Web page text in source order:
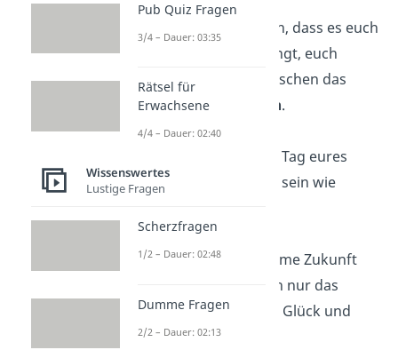
Wir wünschen euch, dass es euch
immer wieder gelingt, euch
gegenseitig ein bisschen das
Leben zu
versüßen.
Mögt Ihr am jeden Tag eures
Lebens so
sein wie
Für eure gemeinsame Zukunft
wünschen wir euch nur das
Beste, unendliches Glück und
ewige Liebe
Pub Quiz Fragen
3/4 – Dauer: 03:35
Rätsel für
Erwachsene
4/4 – Dauer: 02:40
Wissenswertes
Lustige Fragen
Scherzfragen
1/2 – Dauer: 02:48
Dumme Fragen
2/2 – Dauer: 02:13